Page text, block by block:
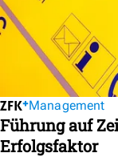
Management
Führung auf
Erfolgsfaktor